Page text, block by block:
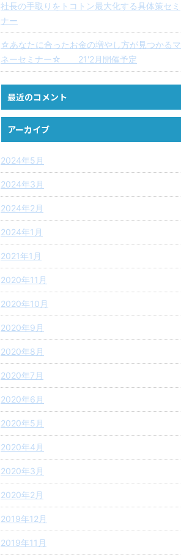
社長の手取りをトコトン最大化する具体策セミ
ナー
☆あなたに合ったお金の増やし方が見つかるマ
ネーセミナー☆ 21'2月開催予定
最近のコメント
アーカイブ
2024年5月
2024年3月
2024年2月
2024年1月
2021年1月
2020年11月
2020年10月
2020年9月
2020年8月
2020年7月
2020年6月
2020年5月
2020年4月
2020年3月
2020年2月
2019年12月
2019年11月